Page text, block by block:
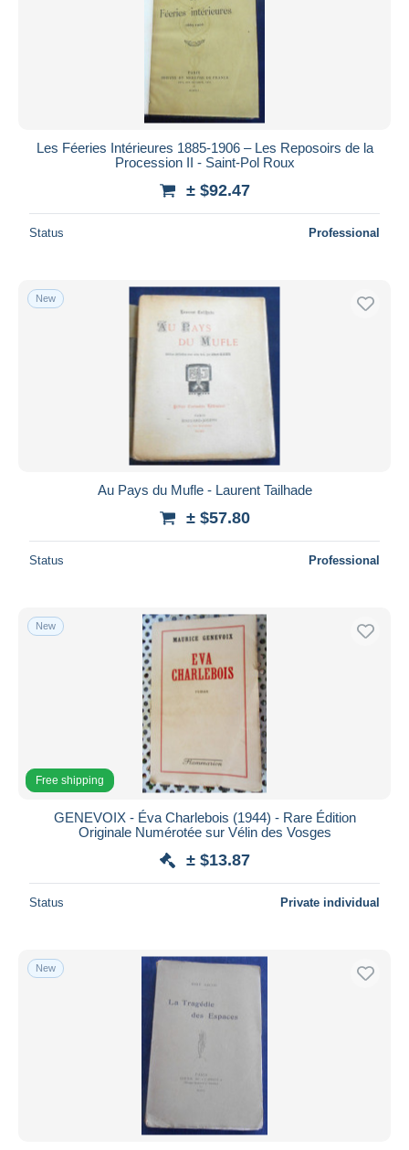
Les Féeries Intérieures 1885-1906 – Les Reposoirs de la
Procession II - Saint-Pol Roux
± $92.47
Status Professional
New
Au Pays du Mufle - Laurent Tailhade
± $57.80
Status Professional
New
Free shipping
GENEVOIX - Éva Charlebois (1944) - Rare Édition
Originale Numérotée sur Vélin des Vosges
± $13.87
Status Private individual
New